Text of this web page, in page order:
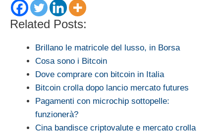
Related Posts:
Brillano le matricole del lusso, in Borsa
Cosa sono i Bitcoin
Dove comprare con bitcoin in Italia
Bitcoin crolla dopo lancio mercato futures
Pagamenti con microchip sottopelle:
funzionerà?
Cina bandisce criptovalute e mercato crolla